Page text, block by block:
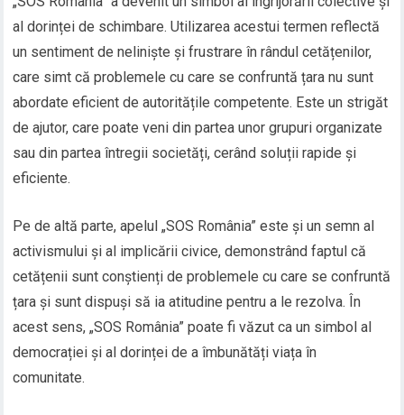
al dorinței de schimbare. Utilizarea acestui termen reflectă
un sentiment de neliniște și frustrare în rândul cetățenilor,
care simt că problemele cu care se confruntă țara nu sunt
abordate eficient de autoritățile competente. Este un strigăt
de ajutor, care poate veni din partea unor grupuri organizate
sau din partea întregii societăți, cerând soluții rapide și
eficiente.
Pe de altă parte, apelul „SOS România” este și un semn al
activismului și al implicării civice, demonstrând faptul că
cetățenii sunt conștienți de problemele cu care se confruntă
țara și sunt dispuși să ia atitudine pentru a le rezolva. În
acest sens, „SOS România” poate fi văzut ca un simbol al
democrației și al dorinței de a îmbunătăți viața în
comunitate.